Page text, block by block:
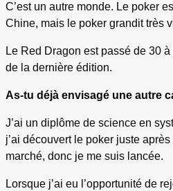
C’est un autre monde. Le poker
Chine, mais le poker grandit très
Le Red Dragon est passé de 30
de la dernière édition.
As-tu déjà envisagé une autre
J’ai un diplôme de science en
j’ai découvert le poker juste
marché, donc je me suis lancée.
Lorsque j’ai eu l’opportunité de